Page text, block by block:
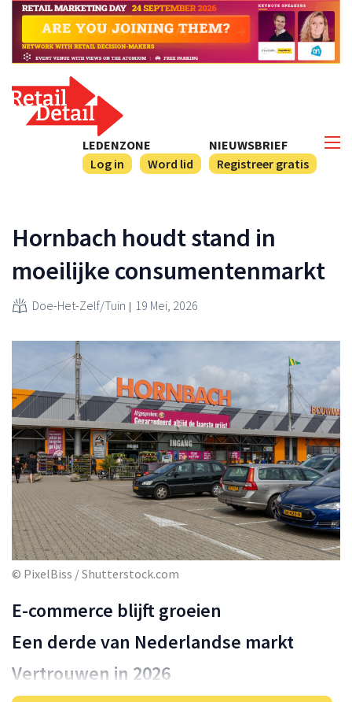
NIEUWSBRIEF
Registreer gratis
LEDENZONE
Log in
Word lid
Hornbach houdt stand in
moeilijke consumentenmarkt
Doe-Het-Zelf/Tuin 19 Mei, 2026
© PixelBiss / Shutterstock.com
E-commerce blijft groeien
Een derde van Nederlandse markt
Vertrouwen in 2026